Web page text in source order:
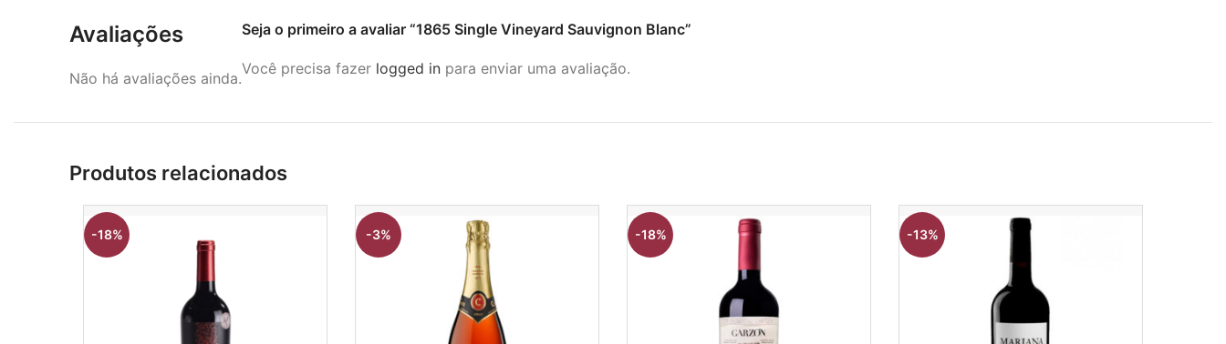
Avaliações
Não há avaliações ainda.
Seja o primeiro a avaliar “1865 Single Vineyard Sauvignon Blanc”
Você precisa fazer logged in para enviar uma avaliação.
Produtos relacionados
-18% -3% -18% -13%